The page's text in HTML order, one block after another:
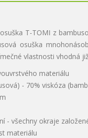
T-TOMI z
osuška
vlastnosti vhodná
materiálu
- 70% viskóza
- všechny okraje
materiálu